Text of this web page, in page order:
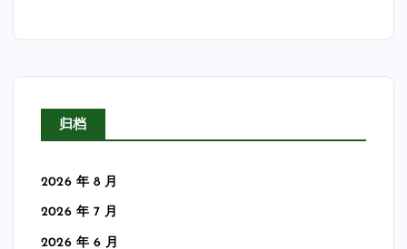
归档
2026 年 8 月
2026 年 7 月
2026 年 6 月